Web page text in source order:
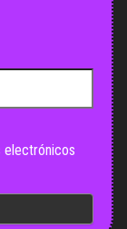
electrónicos